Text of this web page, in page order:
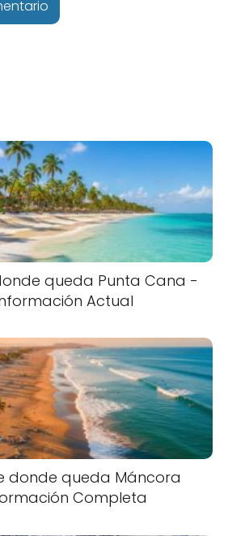
queda Punta Cana -
Actual
donde queda Máncora
Completa